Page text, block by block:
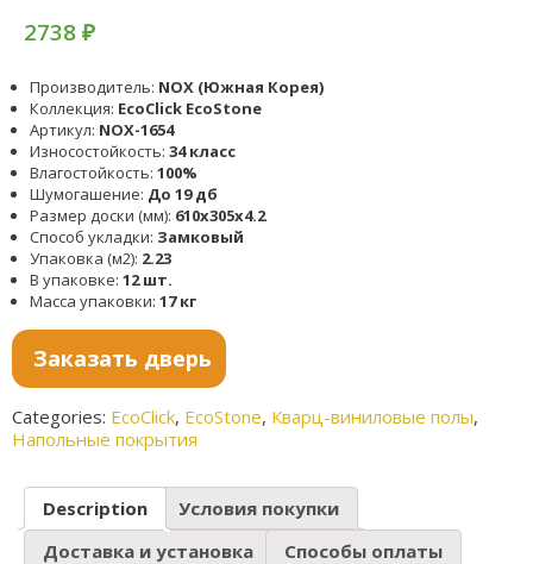
2738 ₽
Производитель: NOX (Южная Корея)
Коллекция: EcoClick EcoStone
Артикул: NOX-1654
Износостойкость: 34 класс
Влагостойкость: 100%
Шумогашение: До 19 дб
Размер доски (мм): 610x305x4.2
Способ укладки: Замковый
Упаковка (м2): 2.23
В упаковке: 12 шт.
Масса упаковки: 17 кг
Заказать дверь
Categories: EcoClick, EcoStone, Кварц-виниловые полы,
Напольные покрытия
Description
Условия покупки
Доставка и установка
Способы оплаты